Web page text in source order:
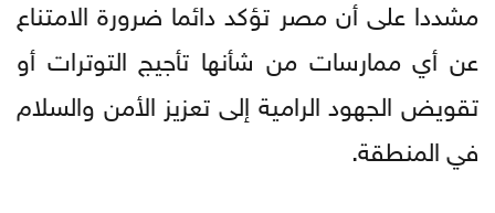
مشددا على أن مصر تؤكد دائما ضرورة الامتناع
عن أي ممارسات من شأنها تأجيج التوترات أو
تقويض الجهود الرامية إلى تعزيز الأمن والسلام
في المنطقة.